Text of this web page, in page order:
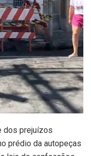
dos prejuízos
prédio da autopeças